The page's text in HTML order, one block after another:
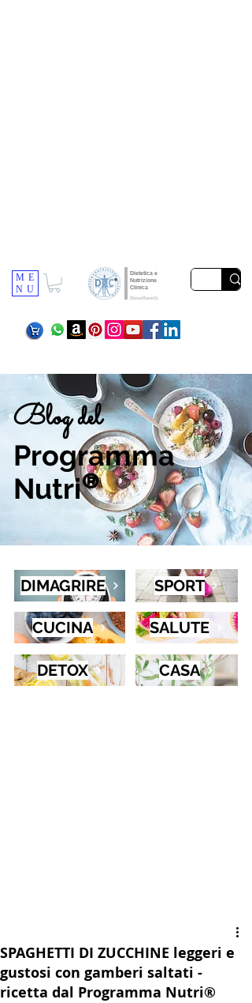
Dietetica e
Nutrizione
Clinica
Dr.ssa Ravelli
ME
NU
Blog del
Programma
Nutri®
DIMAGRIRE SPORT
CUCINA SALUTE
DETOX CASA
SPAGHETTI DI ZUCCHINE leggeri e
gustosi con gamberi saltati -
ricetta dal Programma Nutri®